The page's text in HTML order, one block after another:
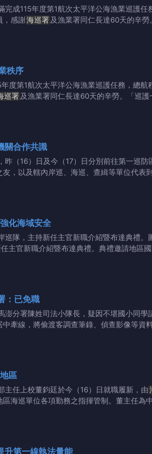
完成115年度第1航次太平洋公海漁業巡護
，感謝海巡署及漁業署同仁長達60天的辛
浬守護漁業秩序
年度第1航次太平洋公海漁業巡護任務，總
巡署及漁業署同仁長達60天的辛勞。「巡
關合作共識
昨（16）日及今（17）日分別前往第一巡
，以及轄內岸巡、海巡、查緝等單位代表
化海域安全
隊，主持新任主官新職介紹暨布達典禮。
主官新職介紹暨布達典禮。典禮邀請地區
：已免職
澎分署陳姓司法小隊長，疑因不堪國小同
牽線，將偷渡客調查筆錄、偵查影像等資
臺東地區
主任上校董鈞廷於今（16）日就職履新，由
海巡單位各項勤務之指揮管制。董主任為
第一線執法量能